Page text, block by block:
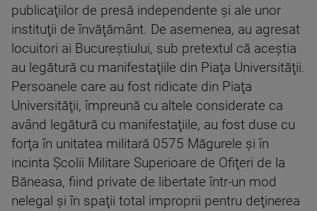
publicaţiilor de presă independente şi ale unor
instituţii de învăţământ. De asemenea, au agresat
locuitori ai Bucureştiului, sub pretextul că aceştia
au legătură cu manifestaţiile din Piaţa Universităţii.
Persoanele care au fost ridicate din Piaţa
Universităţii, împreună cu altele considerate ca
având legătură cu manifestaţiile, au fost duse cu
forţa în unitatea militară 0575 Măgurele şi în
incinta Şcolii Militare Superioare de Ofiţeri de la
Băneasa, fiind private de libertate într-un mod
nelegal şi în spaţii total improprii pentru deţinerea